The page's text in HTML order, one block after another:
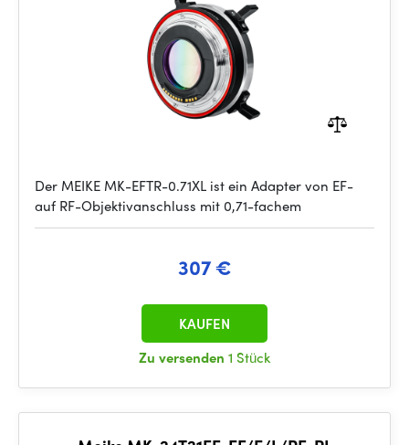
Der MEIKE MK-EFTR-0.71XL ist ein Adapter von EF-
auf RF-Objektivanschluss mit 0,71-fachem
307 €
Zu versenden 1 Stück
KAUFEN